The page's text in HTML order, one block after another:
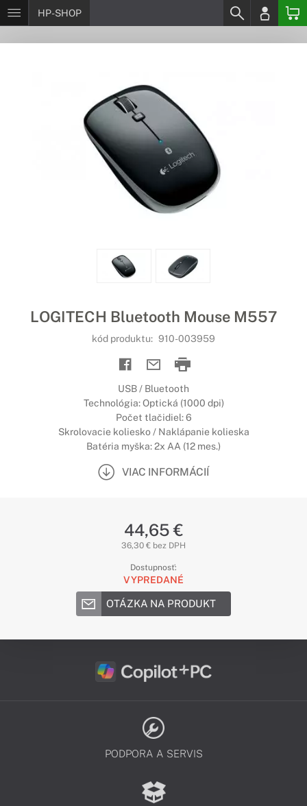
HP-SHOP
LOGITECH Bluetooth Mouse M557
kód produktu: 910-003959
USB / Bluetooth
Technológia: Optická (1000 dpi)
Počet tlačidiel: 6
Skrolovacie koliesko / Naklápanie kolieska
Batéria myška: 2x AA (12 mes.)
VIAC INFORMÁCIÍ
44,65 €
36,30 € bez DPH
Dostupnosť:
VYPREDANÉ
OTÁZKA NA PRODUKT
PODPORA A SERVIS